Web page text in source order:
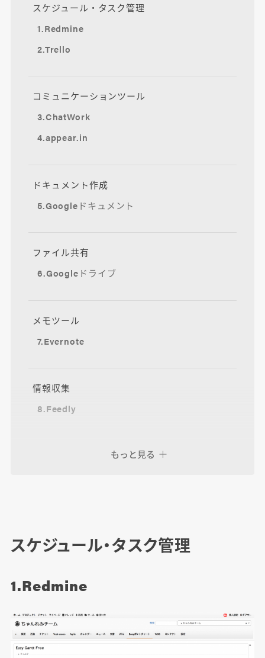
スケジュール・タスク管理
1.Redmine
2.Trello
コミュニケーションツール
3.ChatWork
4.appear.in
ドキュメント作成
5.Googleドキュメント
ファイル共有
6.Googleドライブ
メモツール
7.Evernote
情報収集
8.Feedly
さいごに
もっと見る
スケジュール・タスク管理
1.Redmine